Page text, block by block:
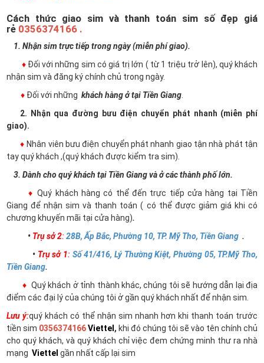
Cách thức giao sim và thanh toán sim số đẹp giá
rẻ 0356374166 .
1. Nhận sim trực tiếp trong ngày (miễn phí giao).
♦ Đối với những sim có giá trị lớn ( từ 1 triệu trở lên), quý khách
nhận sim và đăng ký chính chủ trong ngày.
♦ Đối với những khách hàng ở tại Tiền Giang
2. Nhận qua đường bưu điện chuyển phát nhanh (miễn phí
giao).
♦ Nhân viên bưu điện chuyển phát nhanh giao tận nhà phát tận
tay quý khách ,(quý khách được kiểm tra sim).
3. Dành cho quý khách tại Tiền Giang và ở các thành phố lớn.
♦ Quý khách hàng có thể đến trực tiếp cửa hàng tại Tiền
Giang để nhận sim và thanh toán ( có thể được giảm giá khi có
chương khuyến mãi tại cửa hàng).
• Trụ sở 2:28B, Ấp Bắc, Phường 10, TP. Mỹ Tho, Tiền Giang .
• Trụ sở 1: Số 41/416, Lý Thường Kiệt, Phường 05, TP.Mỹ Tho,
Tiền Giang.
♦ Quý khách ở tỉnh thành khác, chúng tôi sẽ hướng dẫn lại địa
điểm các đại lý của chúng tôi ở gần quý khách nhất để nhận sim.
Lưu ý:quý khách có thể nhận sim nhanh hơn khi thanh toán trước
tiền sim 0356374166Viettel , khi đó chúng tôi sẽ vào tên chính chủ
cho quý khách, và quý khách chỉ việc đem chứng minh thư ra nhà
mạng Viettel gần nhất cấp lại sim